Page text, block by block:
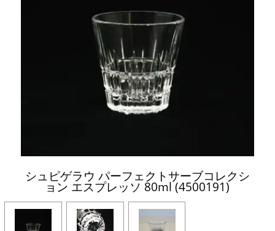
シュピゲラウ パーフェクトサーブコレクシ
ョン エスプレッソ 80ml (4500191)